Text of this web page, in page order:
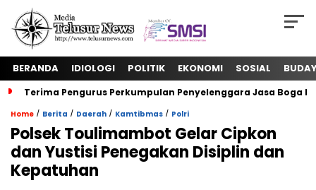
BERANDA IDIOLOGI POLITIK EKONOMI SOSIAL
Terima Pengurus Perkumpulan Penyelenggara Jasa Boga
Home / Berita / Daerah / Kamtibmas / Polri
Polsek Toulimambot Gelar Cipkon
dan Yustisi Penegakan Disiplin dan
Kepatuhan